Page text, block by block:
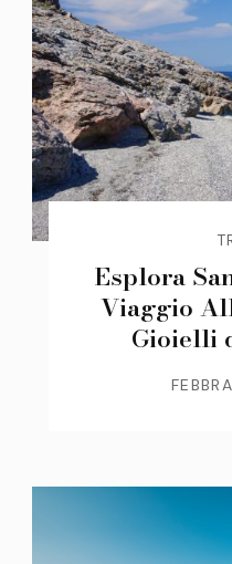
Esplora
Viaggio
Gioielli